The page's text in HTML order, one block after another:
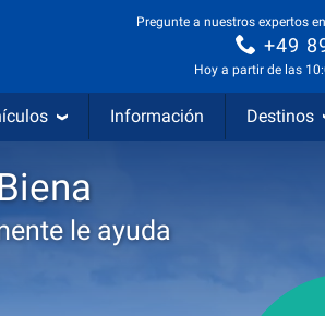
Pregunte a nuestros expertos
+49
Hoy a partir de las
Información Destinos
le ayuda